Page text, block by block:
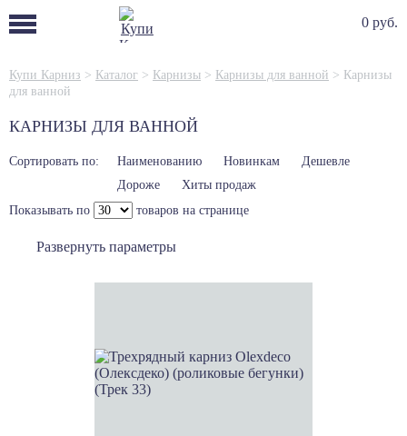
0 руб.
Купи Карниз > Каталог > Карнизы > Карнизы для ванной > Карнизы
для ванной
КАРНИЗЫ ДЛЯ ВАННОЙ
Сортировать по: Наименованию Новинкам
Дешевле
Дороже
Хиты продаж
Показывать по
товаров на странице
Развернуть параметры